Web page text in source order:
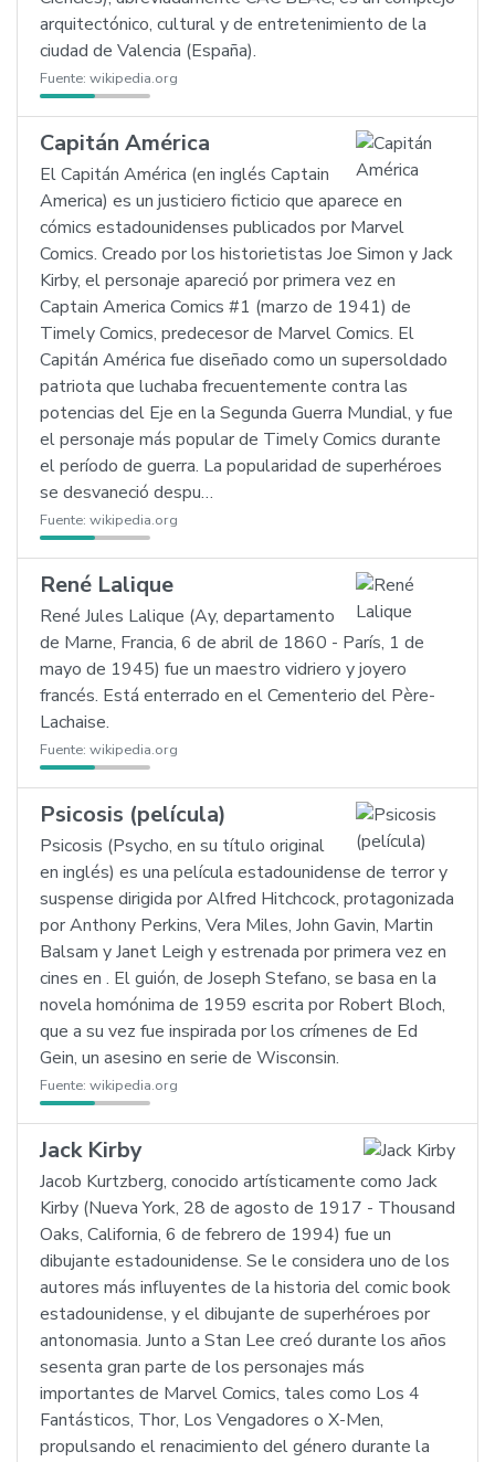
arquitectónico, cultural y de entretenimiento de la
ciudad de Valencia (España).
Fuente: wikipedia.org
Capitán América
El Capitán América (en inglés Captain
America) es un justiciero ficticio que aparece en
cómics estadounidenses publicados por Marvel
Comics. Creado por los historietistas Joe Simon y Jack
Kirby, el personaje apareció por primera vez en
Captain America Comics #1 (marzo de 1941) de
Timely Comics, predecesor de Marvel Comics. El
Capitán América fue diseñado como un supersoldado
patriota que luchaba frecuentemente contra las
potencias del Eje en la Segunda Guerra Mundial, y fue
el personaje más popular de Timely Comics durante
el período de guerra. La popularidad de superhéroes
se desvaneció despu…
Fuente: wikipedia.org
René Lalique
René Jules Lalique (Ay, departamento
de Marne, Francia, 6 de abril de 1860 - París, 1 de
mayo de 1945) fue un maestro vidriero y joyero
francés. Está enterrado en el Cementerio del Père-
Lachaise.
Fuente: wikipedia.org
Psicosis (película)
Psicosis (Psycho, en su título original
en inglés) es una película estadounidense de terror y
suspense dirigida por Alfred Hitchcock, protagonizada
por Anthony Perkins, Vera Miles, John Gavin, Martin
Balsam y Janet Leigh y estrenada por primera vez en
cines en . El guión, de Joseph Stefano, se basa en la
novela homónima de 1959 escrita por Robert Bloch,
que a su vez fue inspirada por los crímenes de Ed
Gein, un asesino en serie de Wisconsin.
Fuente: wikipedia.org
Jack Kirby
Jacob Kurtzberg, conocido artísticamente como Jack
Kirby (Nueva York, 28 de agosto de 1917 - Thousand
Oaks, California, 6 de febrero de 1994) fue un
dibujante estadounidense. Se le considera uno de los
autores más influyentes de la historia del comic book
estadounidense, y el dibujante de superhéroes por
antonomasia. Junto a Stan Lee creó durante los años
sesenta gran parte de los personajes más
importantes de Marvel Comics, tales como Los 4
Fantásticos, Thor, Los Vengadores o X-Men,
propulsando el renacimiento del género durante la